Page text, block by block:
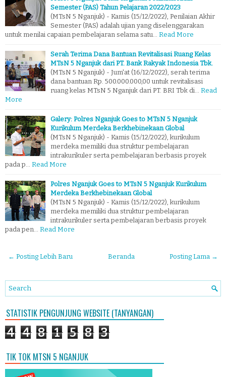
Semester (PAS) Tahun Pelajaran 2022/2023
(MTsN 5 Nganjuk) - Kamis (15/12/2022), Penilaian Akhir
Semester (PAS) adalah ujian yang diselenggarakan
untuk menilai capaian pembelajaran selama satu… Read More
Serah Terima Dana Bantuan Revitalisasi Ruang Kelas
MTsN 5 Nganjuk dari PT. Bank Rakyak Indonesia Tbk.
(MTsN 5 Nganjuk) - Jum'at (16/12/2022), serah terima
dana bantuan Rp. 500.000.000,00 untuk revitalisasi
ruang kelas MTsN 5 Nganjuk dari PT. BRI Tbk di… Read
More
Galery: Polres Nganjuk Goes to MTsN 5 Nganjuk
Kurikulum Merdeka Berkhebinekaan Global
(MTsN 5 Nganjuk) - Kamis (15/12/2022), kurikulum
merdeka memiliki dua struktur pembelajaran
intrakurikuler serta pembelajaran berbasis proyek
pada p… Read More
Polres Nganjuk Goes to MTsN 5 Nganjuk Kurikulum
Merdeka Berkhebinekaan Global
(MTsN 5 Nganjuk) - Kamis (15/12/2022), kurikulum
merdeka memiliki dua struktur pembelajaran
intrakurikuler serta pembelajaran berbasis proyek
pada pen… Read More
← Posting Lebih Baru Posting Lama →
Beranda
STATISTIK PENGUNJUNG WEBSITE (TANYANGAN)
4 4 8 1 5 8 3
TIK TOK MTSN 5 NGANJUK